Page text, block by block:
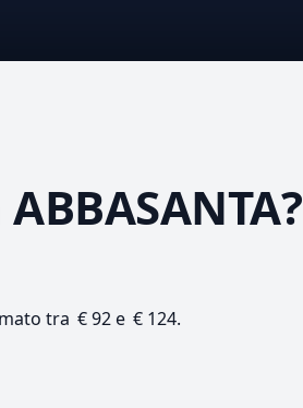
ABBASANTA?
tra € 92 e € 124.